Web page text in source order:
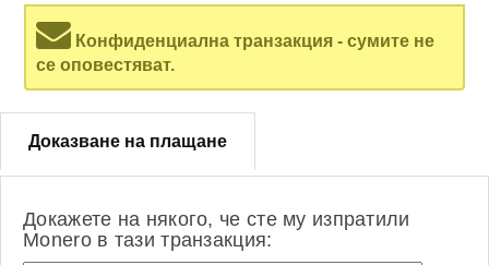
Конфиденциална транзакция - сумите не
се оповестяват.
Доказване на плащане
Докажете на някого, че сте му изпратили
Monero в тази транзакция: